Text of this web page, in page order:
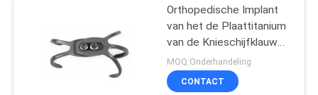
VERZOEKDe Apparaten van
32
Orthopedische Implant
van het de Plaattitanium
van de Knieschijfklauw
het Traumaplaat
MOQ:Onderhandeling
CONTACT